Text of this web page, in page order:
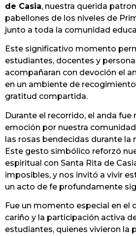
de Casia, nuestra querida
pabellones de los niveles de
junto a toda la comunidad
Este significativo momento
estudiantes, docentes y
acompañaran con devoción el
en un ambiente de
gratitud compartida.
Durante el recorrido, el anda fue
emoción por nuestra
las rosas bendecidas durante la
Este gesto simbólico reforzó
espiritual con Santa Rita de
imposibles, y nos invitó a vivir
un acto de fe profundamente
Fue un momento especial en el
cariño y la participación activa
estudiantes, quienes vivieron la